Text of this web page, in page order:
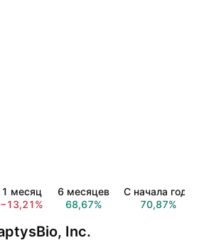
1 месяц
−13,21%
6 месяцев
68,67%
С начала года
70,87%
Inc.